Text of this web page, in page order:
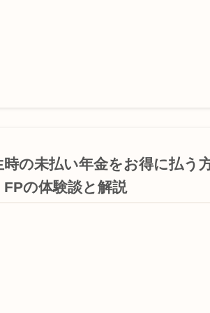
時の未払い年金をお得に払う
FPの体験談と解説